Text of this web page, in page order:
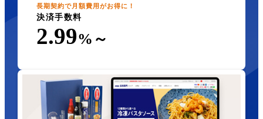
長期契約で月額費用がお得に！
決済手数料
2.99%～